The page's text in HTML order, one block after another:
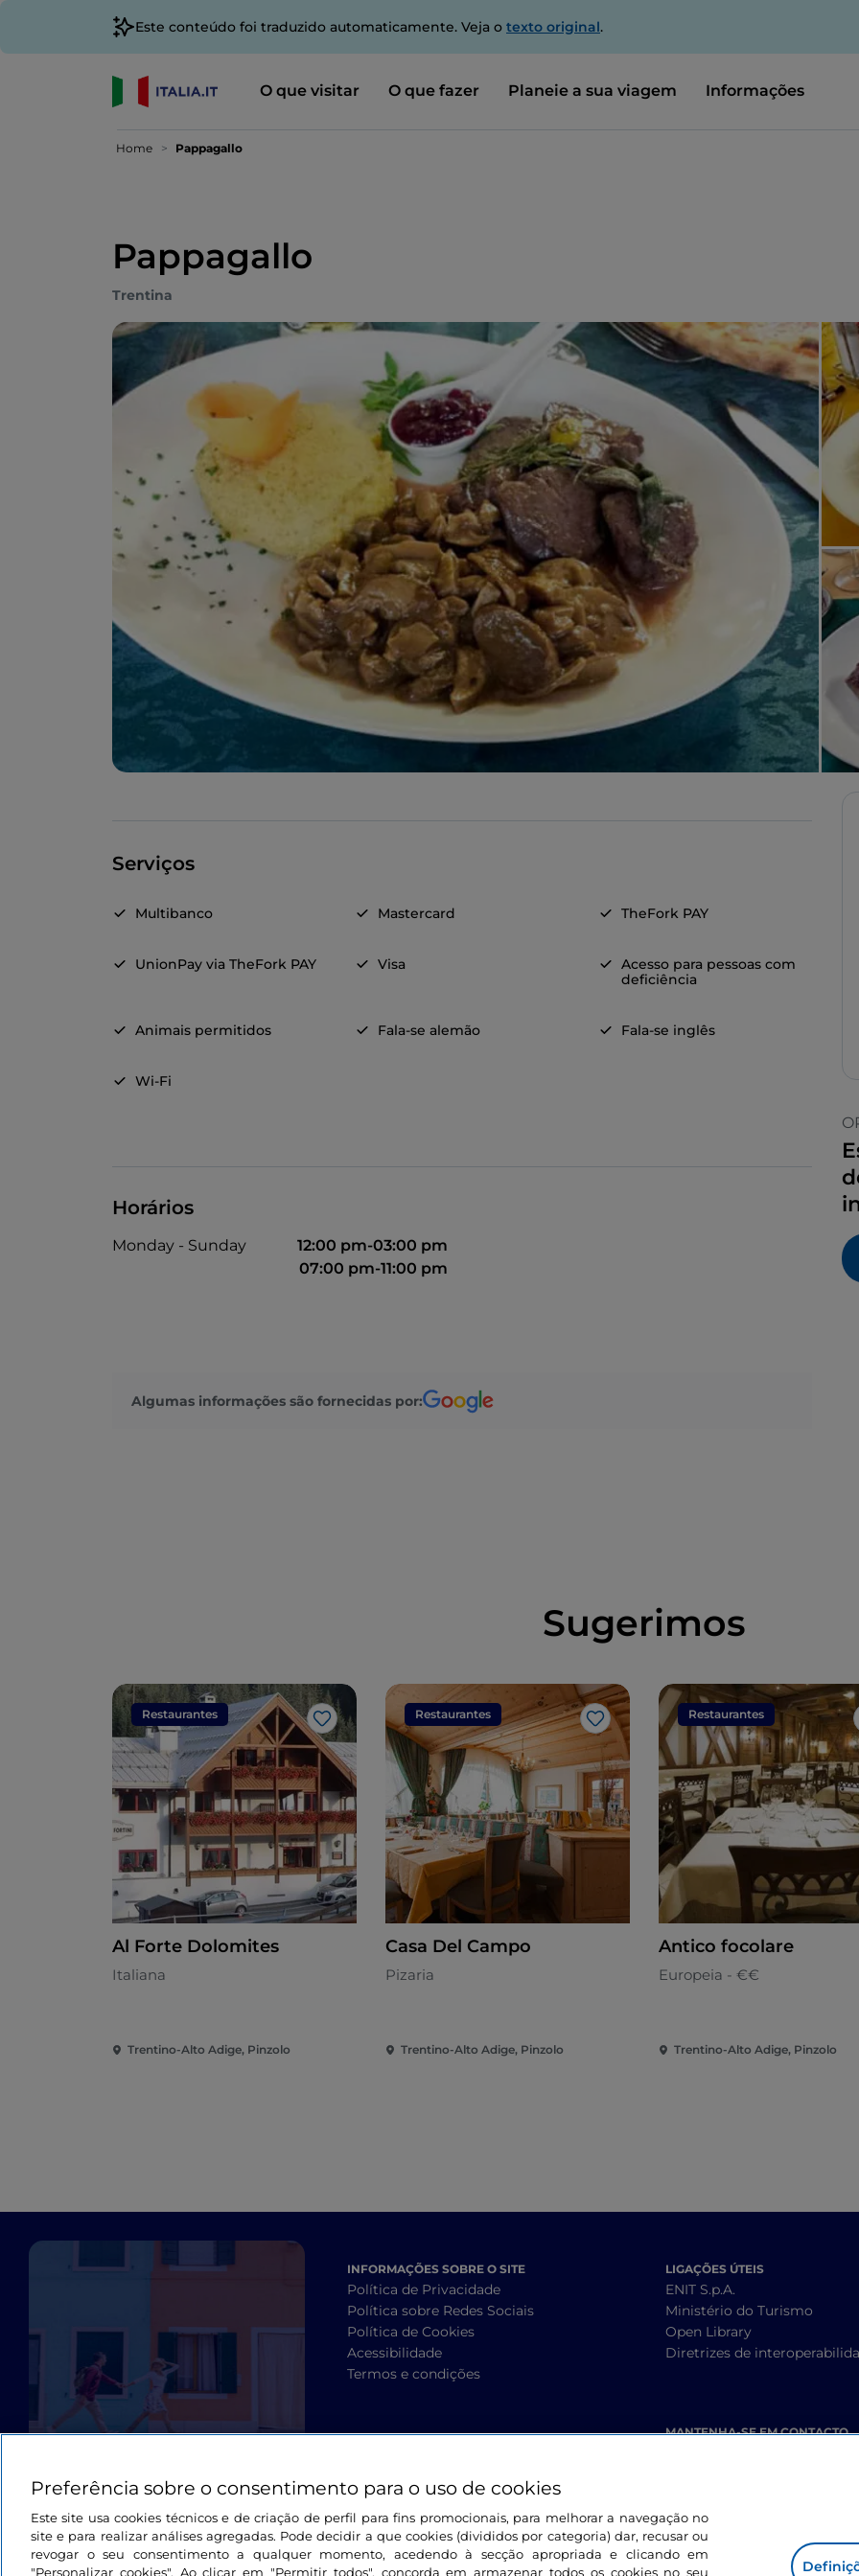
Este conteúdo foi traduzido automaticamente. Veja o texto original.
O que visitar O que fazer Planeie a sua viagem Informações
Home Pappagallo
Pappagallo
Trentina
Serviços
Multibanco Mastercard TheFork PAY
UnionPay via TheFork PAY Visa
Acesso para pessoas com
deficiência
Animais permitidos Fala-se alemão Fala-se inglês
Wi-Fi
Horários
Monday - Sunday
12:00 pm-03:00 pm
07:00 pm-11:00 pm
Algumas informações são fornecidas por:
Sugerimos
Restaurantes
Gosto
Al Forte Dolomites
Italiana
Trentino-Alto Adige, Pinzolo
Restaurantes
Gosto
Casa Del Campo
Pizaria
Trentino-Alto Adige, Pinzolo
Restaurantes
Antico focolare
Europeia - €€
Trentino-Alto Adige, Pinzolo
INFORMAÇÕES SOBRE O SITE
Política de Privacidade
Política sobre Redes Sociais
Política de Cookies
Acessibilidade
Termos e condições
LIGAÇÕES ÚTEIS
ENIT S.p.A.
Ministério do Turismo
Open Library
Diretrizes de
MANTENHA-SE EM CONTACTO
Preferência sobre o consentimento para o uso de cookies
Este site usa cookies técnicos e de criação de perfil para fins promocionais, para melhorar a navegação no
site e para realizar análises agregadas. Pode decidir a que cookies (divididos por categoria) dar, recusar ou
revogar o seu consentimento a qualquer momento, acedendo à secção apropriada e clicando em
"Personalizar cookies". Ao clicar em "Permitir todos", concorda em armazenar todos os cookies no seu